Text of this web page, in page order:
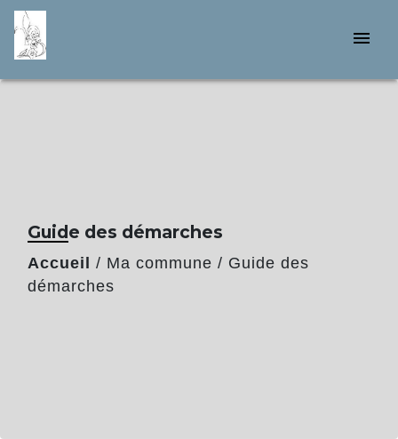
menu
Guide des démarches
Accueil / Ma commune / Guide des
démarches